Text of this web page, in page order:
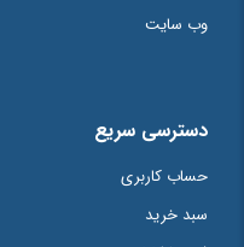
وب سایت
دسترسی سریع
حساب کاربری
سبد خرید